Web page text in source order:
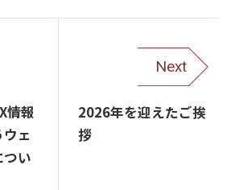
情報
ェ
い
Next
2026年を迎えたご挨
拶